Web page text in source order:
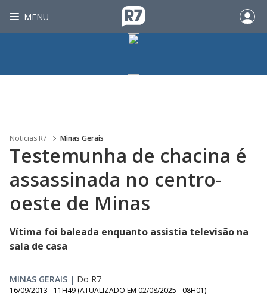
MENU
Noticias R7 Minas Gerais
Testemunha de chacina é
assassinada no centro-
oeste de Minas
Vítima foi baleada enquanto assistia televisão na
sala de casa
MINAS GERAIS | Do R7
16/09/2013 - 11H49 (ATUALIZADO EM 02/08/2025 - 08H01)